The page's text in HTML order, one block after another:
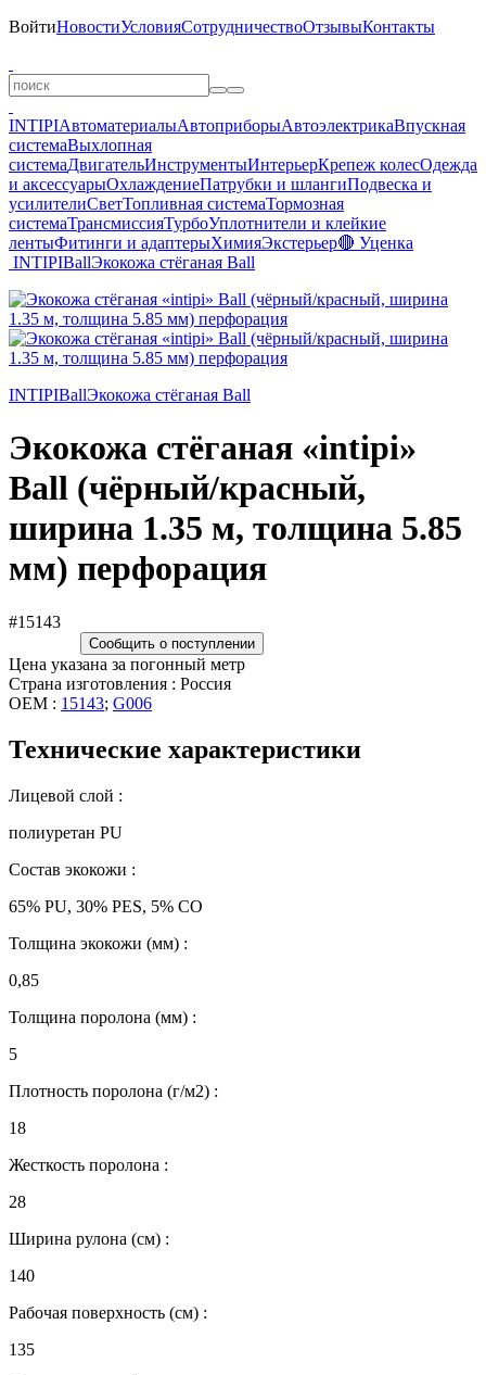
ВойтиНовостиУсловияСотрудничествоОтзывыКонтакты
INTIPIАвтоматериалыАвтоприборыАвтоэлектрикаВпускная
системаВыхлопная
системаДвигательИнструментыИнтерьерКрепеж колесОдежда
и аксессуарыОхлаждениеПатрубки и шлангиПодвеска и
усилителиСветТопливная системаТормозная
системаТрансмиссияТурбоУплотнители и клейкие
лентыФитинги и адаптерыХимияЭкстерьер🔴 Уценка
INTIPIBallЭкокожа стёганая Ball
INTIPIBallЭкокожа стёганая Ball
Экокожа стёганая «intipi»
Ball (чёрный/красный,
ширина 1.35 м, толщина 5.85
мм) перфорация
#15143
Сообщить о поступлении
Цена указана за погонный метр
Страна изготовления : Россия
OEM : 15143; G006
Технические характеристики
Лицевой слой :
полиуретан PU
Состав экокожи :
65% PU, 30% PES, 5% CO
Толщина экокожи (мм) :
0,85
Толщина поролона (мм) :
5
Плотность поролона (г/м2) :
18
Жесткость поролона :
28
Ширина рулона (см) :
140
Рабочая поверхность (см) :
135